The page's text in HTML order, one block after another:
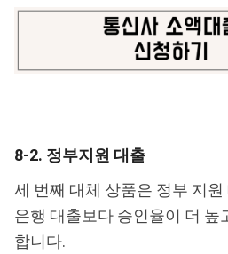
8-2. 정부지원 대출
세 번째 대체 상품은 정부 지
은행 대출보다 승인율이 더 높
합니다.